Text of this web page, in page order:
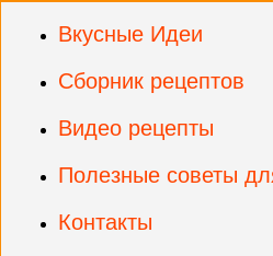
Вкусные Идеи
Сборник рецептов
Видео рецепты
Полезные советы
Контакты